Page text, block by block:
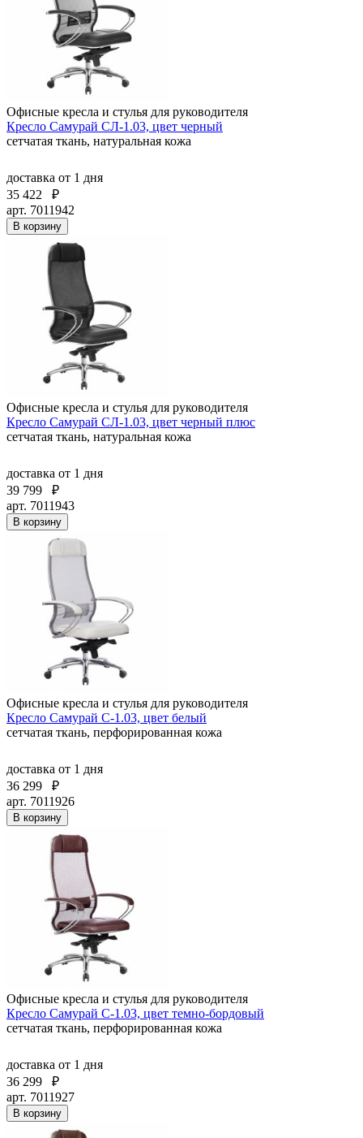
Офисные кресла и стулья для руководителя
Кресло Самурай СЛ-1.03, цвет черный
сетчатая ткань, натуральная кожа
доставка от 1 дня
35 422
₽
арт. 7011942
В корзину
Офисные кресла и стулья для руководителя
Кресло Самурай СЛ-1.03, цвет черный плюс
сетчатая ткань, натуральная кожа
доставка от 1 дня
39 799
₽
арт. 7011943
В корзину
Офисные кресла и стулья для руководителя
Кресло Самурай С-1.03, цвет белый
сетчатая ткань, перфорированная кожа
доставка от 1 дня
36 299
₽
арт. 7011926
В корзину
Офисные кресла и стулья для руководителя
Кресло Самурай С-1.03, цвет темно-бордовый
сетчатая ткань, перфорированная кожа
доставка от 1 дня
36 299
₽
арт. 7011927
В корзину